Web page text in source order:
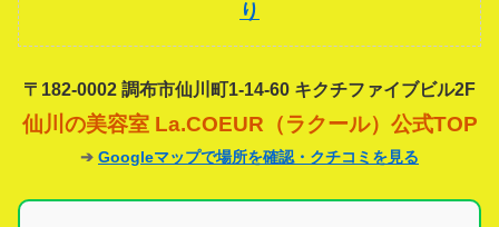
り
〒182-0002 調布市仙川町1-14-60 キクチファイブビル2F
仙川の美容室 La.COEUR（ラクール）公式TOP
➔ Googleマップで場所を確認・クチコミを見る